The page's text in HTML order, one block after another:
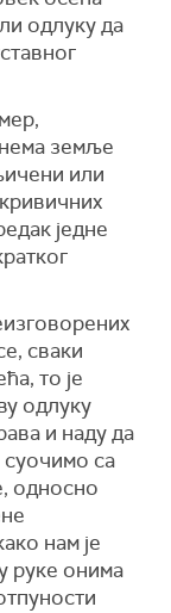
одлуку да
земље
или
једне
сваки
то је
одлуку
и наду да
суочимо са
односно
нам је
руке онима